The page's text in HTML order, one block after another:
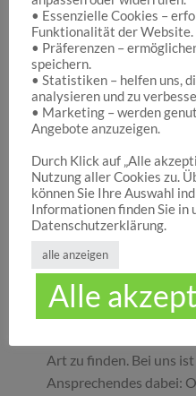
Hocuspocus – Ihr
Dinge des Lebens
Hocuspocus ist die
wenn Du auf der Suche
Geschenken , tollen
ansprechender
Hocuspocus wissen
schätzen und legen
dass bei uns Groß und
glücklich macht. Jeder
seinen Liebsten oder
machen. Unser
Art zu finden. Bei uns
Ansprechendes dabei:
• Essenzielle Cookies –
Funktionalität der Website.
• Präferenzen –
speichern.
• Statistiken – helfen uns,
analysieren und zu
• Marketing – werden
Angebote anzuzeigen.
Durch Klick auf „Alle
Nutzung aller Cookies zu.
können Sie Ihre Auswahl
Informationen finden Sie in
Datenschutzerklärung.
alle anzeigen
Alle